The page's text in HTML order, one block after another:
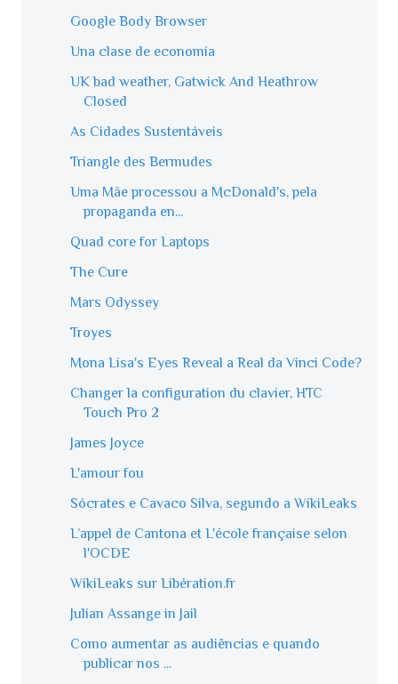
Google Body Browser
Una clase de economía
UK bad weather, Gatwick And Heathrow
Closed
As Cidades Sustentáveis
Triangle des Bermudes
Uma Mãe processou a McDonald's, pela
propaganda en...
Quad core for Laptops
The Cure
Mars Odyssey
Troyes
Mona Lisa's Eyes Reveal a Real da Vinci Code?
Changer la configuration du clavier, HTC
Touch Pro 2
James Joyce
L'amour fou
Sócrates e Cavaco Silva, segundo a WikiLeaks
L’appel de Cantona et L'école française selon
l'OCDE
WikiLeaks sur Libération.fr
Julian Assange in Jail
Como aumentar as audiências e quando
publicar nos ...